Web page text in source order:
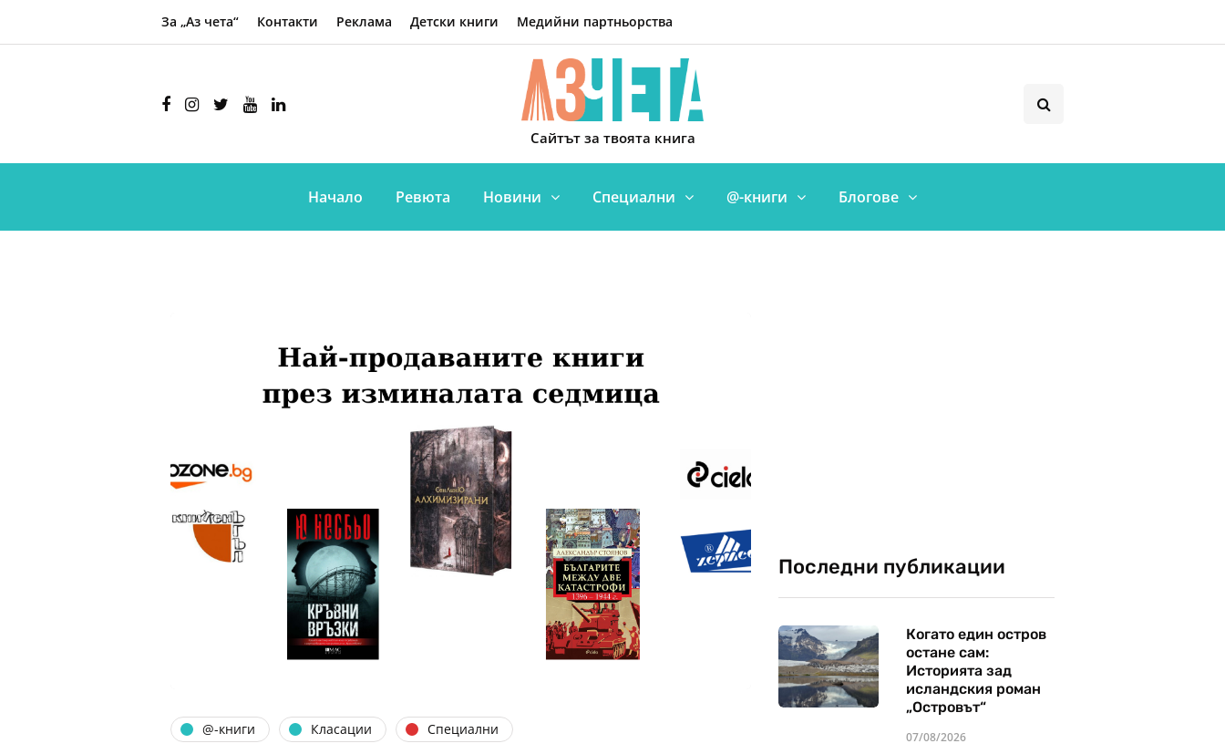
За „Аз чета“ Контакти Реклама Детски книги Медийни партньорства
Сайтът за твоята книга
Начало Ревюта Новини Специални @-книги Блогове
@-книги Класации Специални
Последни публикации
Когато един остров
остане сам:
Историята зад
исландския роман
„Островът“
07/08/2026